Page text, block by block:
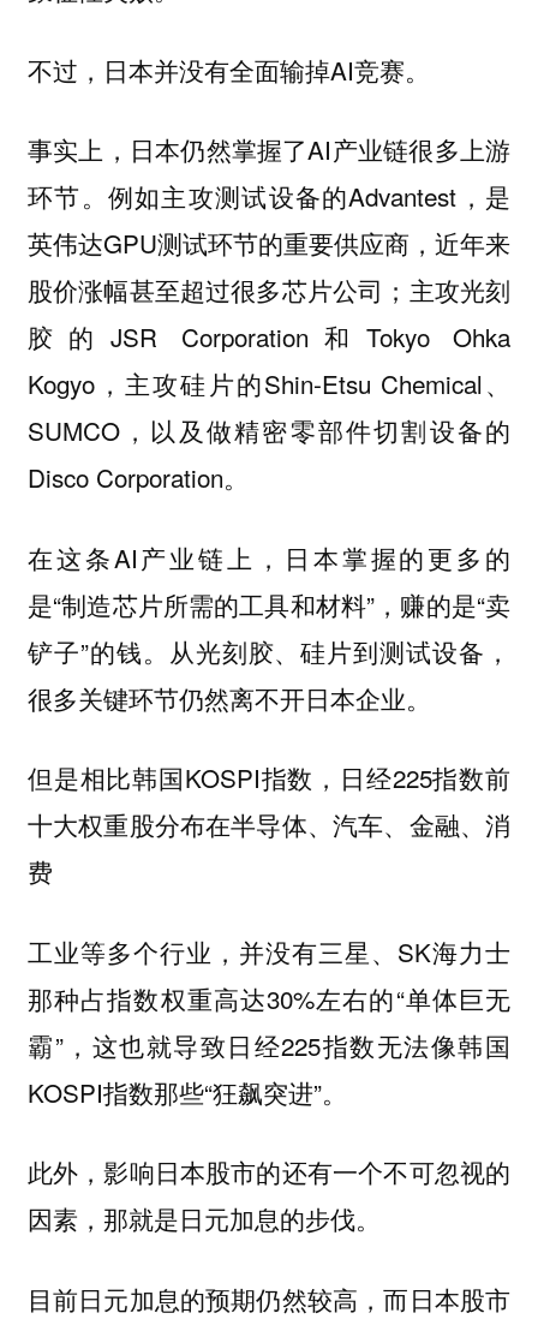
不过，日本并没有全面输掉AI竞赛。
事实上，日本仍然掌握了AI产业链很多上游
环节。例如主攻测试设备的Advantest，是
英伟达GPU测试环节的重要供应商，近年来
股价涨幅甚至超过很多芯片公司；主攻光刻
胶的JSR Corporation和Tokyo Ohka
Kogyo，主攻硅片的Shin-Etsu Chemical、
SUMCO，以及做精密零部件切割设备的
Disco Corporation。
在这条AI产业链上，日本掌握的更多的
是“制造芯片所需的工具和材料”，赚的是“卖
铲子”的钱。从光刻胶、硅片到测试设备，
很多关键环节仍然离不开日本企业。
但是相比韩国KOSPI指数，日经225指数前
十大权重股分布在半导体、汽车、金融、消
费
工业等多个行业，并没有三星、SK海力士
那种占指数权重高达30%左右的“单体巨无
霸”，这也就导致日经225指数无法像韩国
KOSPI指数那些“狂飙突进”。
此外，影响日本股市的还有一个不可忽视的
因素，那就是日元加息的步伐。
目前日元加息的预期仍然较高，而日本股市